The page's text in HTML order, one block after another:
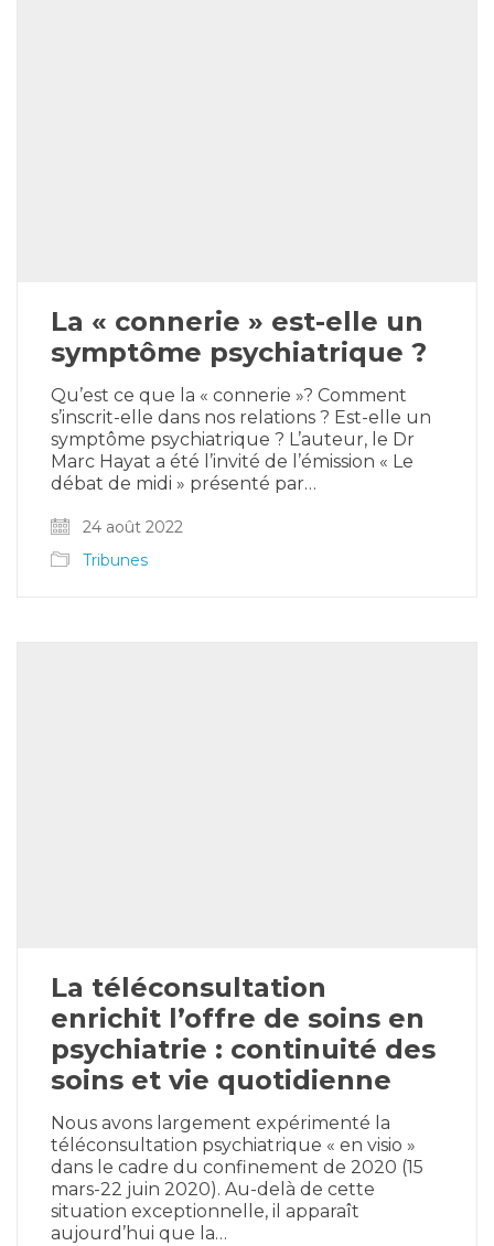
La « connerie » est-elle un
symptôme psychiatrique ?
Qu’est ce que la « connerie »? Comment
s’inscrit-elle dans nos relations ? Est-elle un
symptôme psychiatrique ? L’auteur, le Dr
Marc Hayat a été l’invité de l’émission « Le
débat de midi » présenté par…
24 août 2022
Tribunes
La téléconsultation
enrichit l’offre de soins en
psychiatrie : continuité des
soins et vie quotidienne
Nous avons largement expérimenté la
téléconsultation psychiatrique « en visio »
dans le cadre du confinement de 2020 (15
mars-22 juin 2020). Au-delà de cette
situation exceptionnelle, il apparaît
aujourd’hui que la…